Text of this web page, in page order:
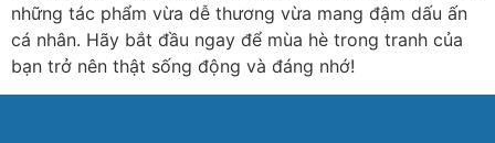
những tác phẩm vừa dễ thương vừa mang đậm dấu ấn
cá nhân. Hãy bắt đầu ngay để mùa hè trong tranh của
bạn trở nên thật sống động và đáng nhớ!